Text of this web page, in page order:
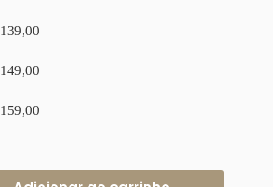
139,00
149,00
159,00